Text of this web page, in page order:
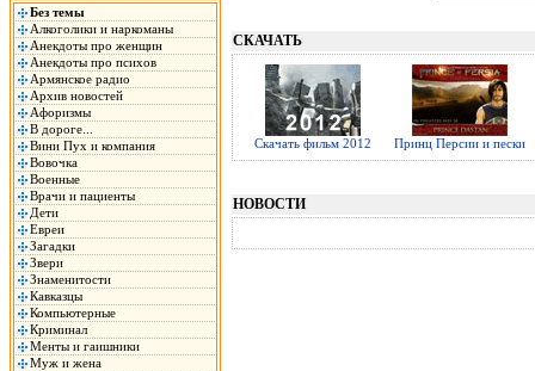
Без темы
Алкоголики и наркоманы
Анекдоты про женщин
Анекдоты про психов
Армянское радио
Архив новостей
Афоризмы
В дороге...
Вини Пух и компания
Вовочка
Военные
Врачи и пациенты
Дети
Евреи
Загадки
Звери
Знаменитости
Кавказцы
Компьютерные
Криминал
Менты и гаишники
Муж и жена
СКАЧАТЬ
Скачать фильм 2012 Принц Персии и пески
НОВОСТИ